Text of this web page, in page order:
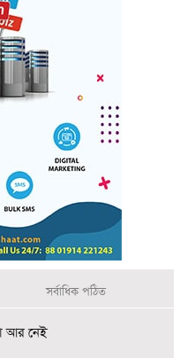
সর্বাধিক পঠিত
আর নেই